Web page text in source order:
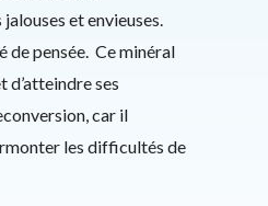
et envieuses.
de pensée. Ce minéral
d’atteindre ses
car il
les difficultés de